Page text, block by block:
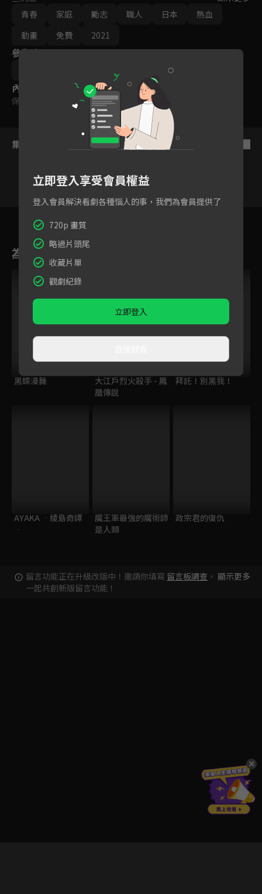
他的名字叫拉姆尼。外表看上去一點都不像醫生，無論何時都自由
灑脫。而且還很毒舌。不過，一旦面對怪病，他會瞬間抓出隱藏在
青春
家庭 勵志 職人 日本
熱血
動畫
免費 2021
參與演員
內容標籤
保護級
集數列表
為您推薦
黑蝶漫舞
大江戶烈火殺手 - 鳳
凰傳說
拜託！別黑我！
AYAKA ‐綾島奇譚
‐
魔王軍最強的魔術師
是人類
政宗君的復仇
留言功能正在升級改版中！邀請你填寫 留言板調查 ，
一起共創新版留言功能！
顯示更多
立即登入享受會員權益
登入會員解決看劇各種惱人的事，我們為會員提供了
720p 畫質
略過片頭尾
收藏片單
觀劇紀錄
立即登入